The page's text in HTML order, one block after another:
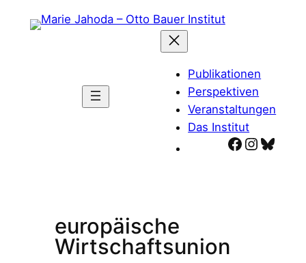
Inhalt
Publikationen
Perspektiven
Veranstaltungen
Das Institut
Facebook
europäische
Wirtschaftsunion